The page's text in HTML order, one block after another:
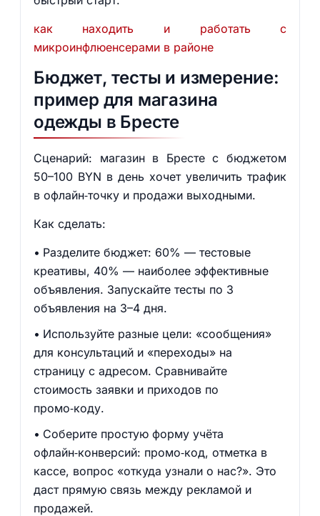
как находить и работать с
микроинфлюенсерами в районе
Бюджет, тесты и измерение:
пример для магазина
одежды в Бресте
Сценарий: магазин в Бресте с бюджетом
50–100 BYN в день хочет увеличить трафик
в офлайн‑точку и продажи выходными.
Как сделать:
Разделите бюджет: 60% — тестовые
креативы, 40% — наиболее эффективные
объявления. Запускайте тесты по 3
объявления на 3–4 дня.
Используйте разные цели: «сообщения»
для консультаций и «переходы» на
страницу с адресом. Сравнивайте
стоимость заявки и приходов по
промо‑коду.
Соберите простую форму учёта
офлайн‑конверсий: промо‑код, отметка в
кассе, вопрос «откуда узнали о нас?». Это
даст прямую связь между рекламой и
продажей.